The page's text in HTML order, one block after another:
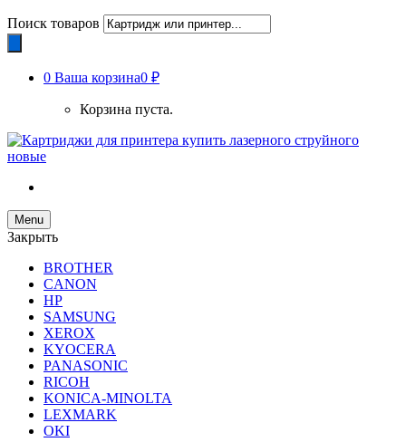
Поиск товаров
0 Ваша корзина0 ₽
Корзина пуста.
Menu
Закрыть
BROTHER
CANON
HP
SAMSUNG
XEROX
KYOCERA
PANASONIC
RICOH
KONICA-MINOLTA
LEXMARK
OKI